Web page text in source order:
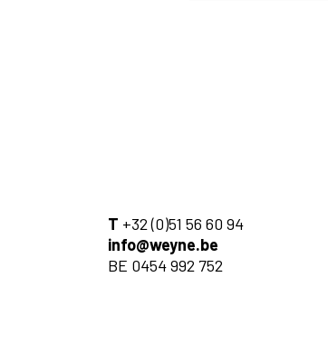
T +32 (0)51 56 60 94
info@weyne.be
BE 0454 992 752